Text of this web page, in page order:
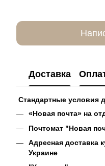
Доставка
Стандартные условия
«Новая почта» на
Почтомат "Новая
Адресная доставка
Украине